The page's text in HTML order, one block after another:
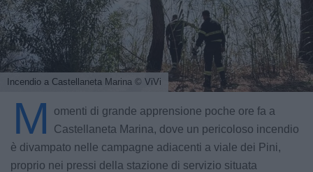
Incendio a Castellaneta Marina © ViVi
M
omenti di grande apprensione poche ore fa a
Castellaneta Marina, dove un pericoloso incendio
è divampato nelle campagne adiacenti a viale dei Pini,
proprio nei pressi della stazione di servizio situata